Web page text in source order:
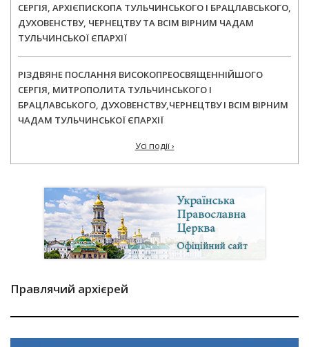
СЕРГІЯ, АРХІЄПИСКОПА ТУЛЬЧИНСЬКОГО І БРАЦЛАВСЬКОГО,
ДУХОВЕНСТВУ, ЧЕРНЕЦТВУ ТА ВСІМ ВІРНИМ ЧАДАМ
ТУЛЬЧИНСЬКОЇ ЄПАРХІЇ
РІЗДВЯНЕ ПОСЛАННЯ ВИСОКОПРЕОСВЯЩЕННІЙШОГО
СЕРГІЯ, МИТРОПОЛИТА ТУЛЬЧИНСЬКОГО І
БРАЦЛАВСЬКОГО, ДУХОВЕНСТВУ,ЧЕРНЕЦТВУ І ВСІМ ВІРНИМ
ЧАДАМ ТУЛЬЧИНСЬКОЇ ЄПАРХІЇ
Усі події ›
Правлячий архієрей